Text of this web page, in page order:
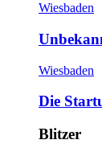
Wiesbaden
Wiesbaden
Die
Blitzer